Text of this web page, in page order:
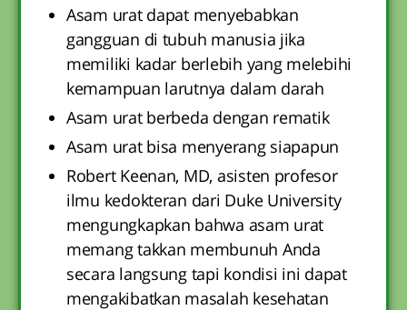
Asam urat dapat menyebabkan
gangguan di tubuh manusia jika
memiliki kadar berlebih yang melebihi
kemampuan larutnya dalam darah
Asam urat berbeda dengan rematik
Asam urat bisa menyerang siapapun
Robert Keenan, MD, asisten profesor
ilmu kedokteran dari Duke University
mengungkapkan bahwa asam urat
memang takkan membunuh Anda
secara langsung tapi kondisi ini dapat
mengakibatkan masalah kesehatan